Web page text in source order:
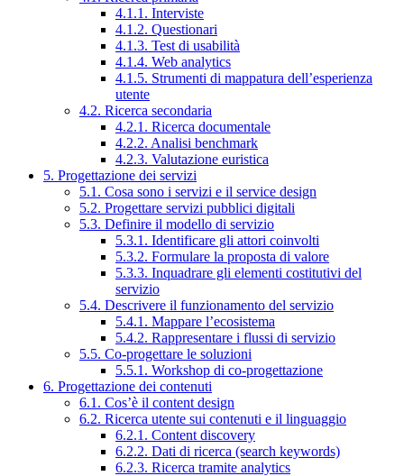
4.1.1. Interviste
4.1.2. Questionari
4.1.3. Test di usabilità
4.1.4. Web analytics
4.1.5. Strumenti di mappatura dell’esperienza
utente
4.2. Ricerca secondaria
4.2.1. Ricerca documentale
4.2.2. Analisi benchmark
4.2.3. Valutazione euristica
5. Progettazione dei servizi
5.1. Cosa sono i servizi e il service design
5.2. Progettare servizi pubblici digitali
5.3. Definire il modello di servizio
5.3.1. Identificare gli attori coinvolti
5.3.2. Formulare la proposta di valore
5.3.3. Inquadrare gli elementi costitutivi del
servizio
5.4. Descrivere il funzionamento del servizio
5.4.1. Mappare l’ecosistema
5.4.2. Rappresentare i flussi di servizio
5.5. Co-progettare le soluzioni
5.5.1. Workshop di co-progettazione
6. Progettazione dei contenuti
6.1. Cos’è il content design
6.2. Ricerca utente sui contenuti e il linguaggio
6.2.1. Content discovery
6.2.2. Dati di ricerca (search keywords)
6.2.3. Ricerca tramite analytics